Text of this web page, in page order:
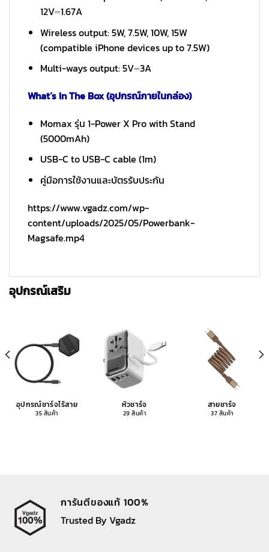
12V⎓1.67A
Wireless output: 5W, 7.5W, 10W, 15W
(compatible iPhone devices up to 7.5W)
Multi-ways output: 5V⎓3A
What’s In The Box (อุปกรณ์ภายในกล่อง)
Momax รุ่น 1-Power X Pro with Stand
(5000mAh)
USB-C to USB-C cable (1m)
คู่มือการใช้งานและบัตรรับประกัน
https://www.vgadz.com/wp-
content/uploads/2025/05/Powerbank-
Magsafe.mp4
อุปกรณ์เสริม
อุปกรณ์ชาร์จไร้สาย
35 สินค้า
หัวชาร์จ
29 สินค้า
สายชาร์จ
37 สินค้า
การันตีของแท้ 100%
Trusted By Vgadz